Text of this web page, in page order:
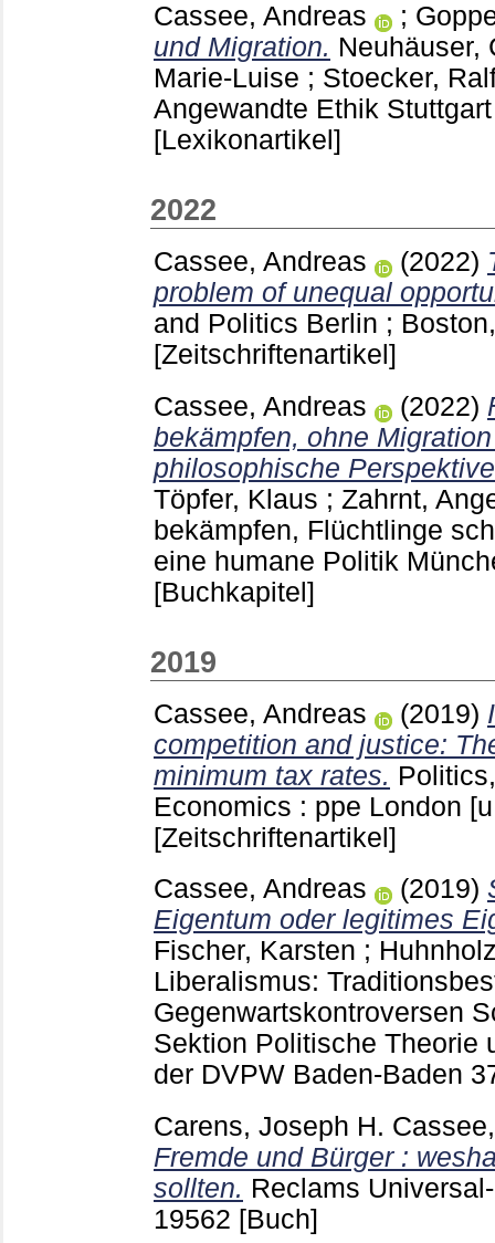
Cassee, Andreas
;
und Migration. Neuhäuser,
Marie-Luise ; Stoecker,
Angewandte Ethik
[Lexikonartikel]
2022
Cassee, Andreas (2022)
problem of unequal
and Politics Berlin ;
[Zeitschriftenartikel]
Cassee, Andreas
(2022)
bekämpfen, ohne
philosophische
Töpfer, Klaus ; Zahrnt,
bekämpfen, Flüchtlinge
eine humane Politik
[Buchkapitel]
2019
Cassee, Andreas (2019)
competition and justice:
minimum tax rates.
Economics : ppe London
[Zeitschriftenartikel]
Cassee, Andreas
(2019)
Eigentum oder legitimes
Fischer, Karsten ;
Liberalismus:
Gegenwartskontroversen
Sektion Politische Theorie
der DVPW Baden-Baden
Carens, Joseph H.
Fremde und Bürger :
sollten. Reclams
19562 [Buch]